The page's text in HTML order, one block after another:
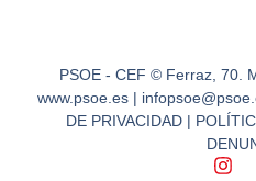
PSOE - CEF © Ferraz, 70.
www.psoe.es |
DE PRIVACIDAD |